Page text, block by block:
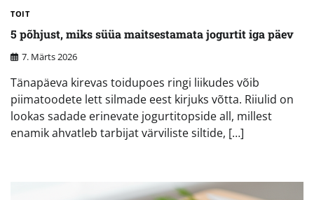
TOIT
5 põhjust, miks süüa maitsestamata jogurtit iga päev
7. Märts 2026
Tänapäeva kirevas toidupoes ringi liikudes võib
piimatoodete lett silmade eest kirjuks võtta. Riiulid on
lookas sadade erinevate jogurtitopside all, millest
enamik ahvatleb tarbijat värviliste siltide, […]